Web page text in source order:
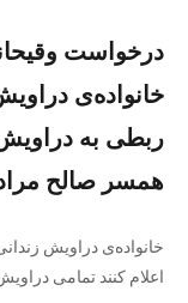
درخواست
خانواده‌ی
ربطی به
همسر صالح
خانواده‌ی دراویش
اعلام کنند تمامی